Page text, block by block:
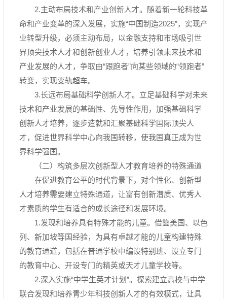
2.主动布局技术和产业创新人才。随着新一轮科技革
命和产业变革的深入发展，实施“中国制造2025”，实现产
业转型升级，必须主动布局，以金融支持和市场吸引世
界顶尖技术人才和创新创业人才，培养引领未来技术和
产业发展的人才，争取由“跟跑者”向某些领域的“领跑者”
转变，实现变轨超车。
3.长远布局基础科学创新人才。立足基础科学对未来
技术和产业发展的基础性、先导性作用，加强基础科学
创新人才培养，逐步造就和汇聚基础科学国际顶尖人
才，促进世界科学中心向我国转移，使我国真正成为世
界科学强国。
（二）构筑多层次创新型人才教育培养的特殊通道
在促进教育公平的时代背景下，对个性化、创新型
人才培养需要建立特殊通道，让富有创新潜质、优秀人
才素质的学生有适合的成长途径和发展环境。
1.发现和培养具有特殊才能的儿童。借鉴美国、以色
列、新加坡等国经验，为具有卓越才能的儿童构建特殊
的教育通道，包括在普通学校中编设特别班、设立专门
的教育中心、开设专门的精英或天才儿童学校等。
2.深入实施“中学生英才计划”。探索建立高校与中学
联合发现和培养青少年科技创新人才的有效模式，让具